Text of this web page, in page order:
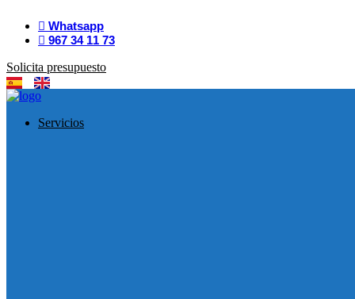
Whatsapp
967 34 11 73
Solicita presupuesto
Servicios